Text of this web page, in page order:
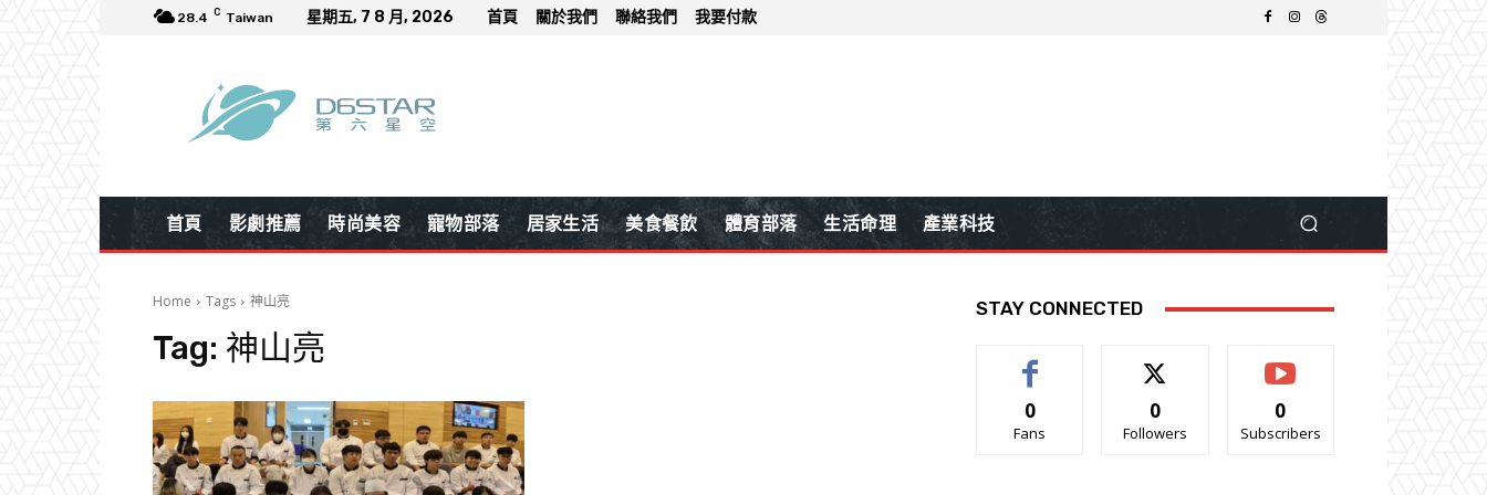
28.4 C Taiwan 星期五, 7 8 月, 2026 首頁 關於我們 聯絡我們 我要付款
首頁 影劇推薦 時尚美容 寵物部落 居家生活 美食餐飲 體育部落 生活命理 產業科技
Home Tags 神山亮
Tag: 神山亮
STAY CONNECTED
0
Fans
0
Followers
0
Subscribers